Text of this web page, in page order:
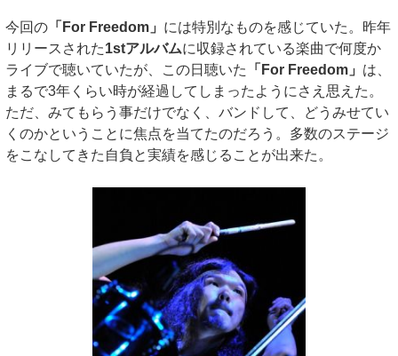
今回の 「For Freedom」 には特別なものを感じていた。昨年
リリースされた1stアルバムに収録されている楽曲で何度か
ライブで聴いていたが、この日聴いた
「For Freedom」 は、
まるで3年くらい時が経過してしまったようにさえ思えた。
ただ、みてもらう事だけでなく、バンドして、どうみせてい
くのかということに焦点を当てたのだろう。多数のステージ
をこなしてきた自負と実績を感じることが出来た。